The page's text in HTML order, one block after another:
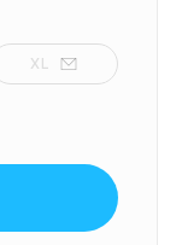
XL